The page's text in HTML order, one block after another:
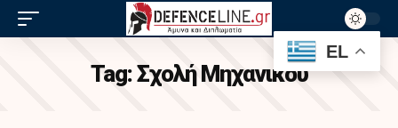
Tag:Σχολή Μηχανικού
EL